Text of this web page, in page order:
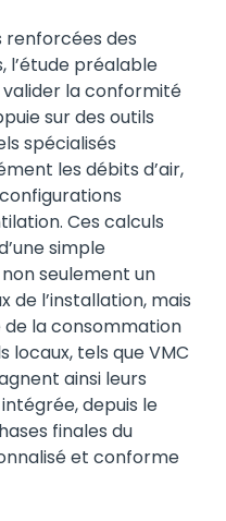
renforcées des
l’étude préalable
la conformité
sur des outils
spécialisés
les débits d’air,
Ces calculs
simple
seulement un
l’installation, mais
la consommation
locaux, tels que VMC
ainsi leurs
depuis le
finales du
et conforme